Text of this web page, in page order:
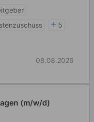
5
08.08.2026
(m/w/d)